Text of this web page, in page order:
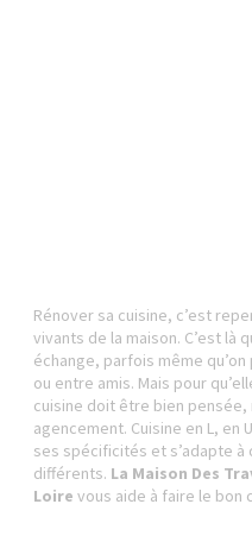
Rénover sa cuisine, c’est
vivants de la maison. C’est là
échange, parfois même
ou entre amis. Mais pour
cuisine doit être bien pensée,
agencement. Cuisine en L, en
ses spécificités et s’adapte
différents. La Maison Des
Loire vous aide à faire le bon